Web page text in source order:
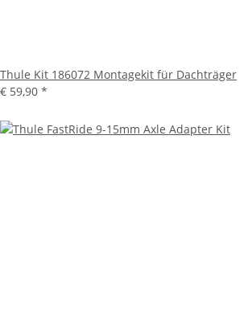
Thule Kit 186072 Montagekit für Dachträger
€ 59,90 *